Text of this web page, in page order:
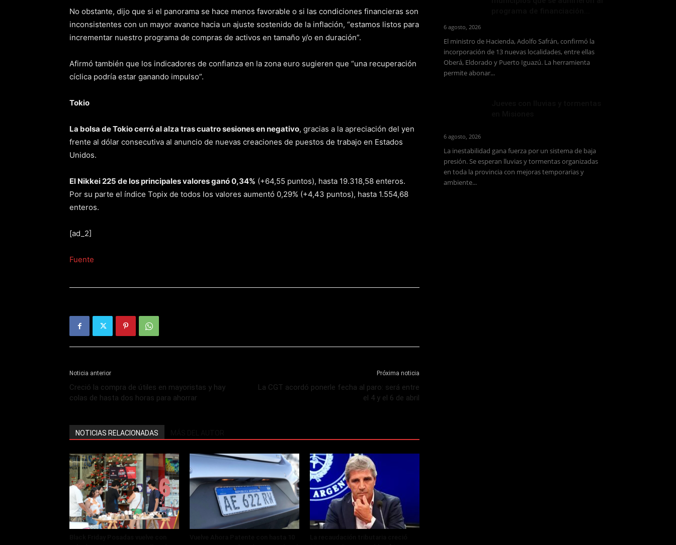
No obstante, dijo que si el panorama se hace menos favorable o si las condiciones financieras son
inconsistentes con un mayor avance hacia un ajuste sostenido de la inflación, “estamos listos para
incrementar nuestro programa de compras de activos en tamaño y/o en duración”.
Afirmó también que los indicadores de confianza en la zona euro sugieren que “una recuperación
cíclica podría estar ganando impulso”.
Tokio
La bolsa de Tokio cerró al alza tras cuatro sesiones en negativo, gracias a la apreciación del yen
frente al dólar consecutiva al anuncio de nuevas creaciones de puestos de trabajo en Estados
Unidos.
El Nikkei 225 de los principales valores ganó 0,34% (+64,55 puntos), hasta 19.318,58 enteros.
Por su parte el índice Topix de todos los valores aumentó 0,29% (+4,43 puntos), hasta 1.554,68
enteros.
[ad_2]
Fuente
Noticia anterior
Creció la compra de útiles en mayoristas y hay
colas de hasta dos horas para ahorrar
Próxima noticia
La CGT acordó ponerle fecha al paro: será entre
el 4 y el 6 de abril
NOTICIAS RELACIONADAS
6 agosto, 2026
El ministro de Hacienda, Adolfo Safrán, confirmó la
incorporación de 13 nuevas localidades, entre ellas
Oberá, Eldorado y Puerto Iguazú. La herramienta
permite abonar...
6 agosto, 2026
La inestabilidad gana fuerza por un sistema de baja
presión. Se esperan lluvias y tormentas organizadas
en toda la provincia con mejoras temporarias y
ambiente...